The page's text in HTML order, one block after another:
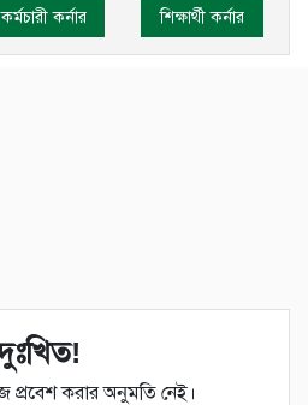
কর্মচারী কর্নার শিক্ষার্থী কর্নার
করার অনুমতি নেই।